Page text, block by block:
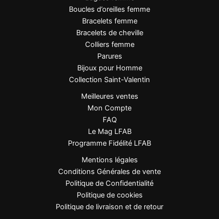
Ce collier romantique se porte idéalement avec une
tenue chic et féminine : une robe fluide ou un
chemisier élégant. Associez-le avec des boucles
d’oreilles fines pour un look harmonieux et lumineux.
Un bijou romantique et raffiné qui célèbre l’amour
éternel avec éclat et élégance.
Boucles d’oreilles femme
Bracelets femme
Bracelets de cheville
Colliers femme
Parures
Bijoux pour Homme
Collection Saint-Valentin
Meilleures ventes
Mon Compte
FAQ
Le Mag LFAB
Programme Fidélité LFAB
Mentions légales
Conditions Générales de vente
Politique de Confidentialité
Politique de cookies
Politique de livraison et de retour